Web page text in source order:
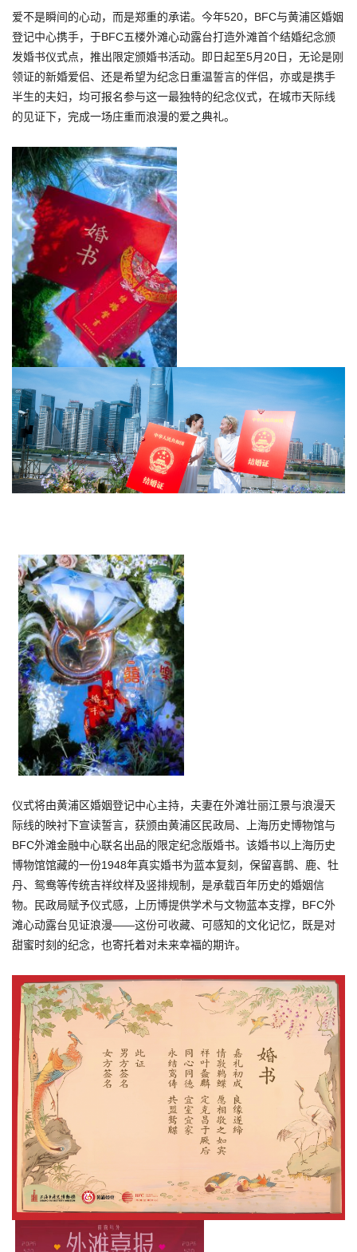
爱不是瞬间的心动，而是郑重的承诺。今年520，BFC与黄浦区婚姻
登记中心携手，于BFC五楼外滩心动露台打造外滩首个结婚纪念颁
发婚书仪式点，推出限定颁婚书活动。即日起至5月20日，无论是刚
领证的新婚爱侣、还是希望为纪念日重温誓言的伴侣，亦或是携手
半生的夫妇，均可报名参与这一最独特的纪念仪式，在城市天际线
的见证下，完成一场庄重而浪漫的爱之典礼。
仪式将由黄浦区婚姻登记中心主持，夫妻在外滩壮丽江景与浪漫天
际线的映衬下宣读誓言，获颁由黄浦区民政局、上海历史博物馆与
BFC外滩金融中心联名出品的限定纪念版婚书。该婚书以上海历史
博物馆馆藏的一份1948年真实婚书为蓝本复刻，保留喜鹊、鹿、牡
丹、鸳鸯等传统吉祥纹样及竖排规制，是承载百年历史的婚姻信
物。民政局赋予仪式感，上历博提供学术与文物蓝本支撑，BFC外
滩心动露台见证浪漫——这份可收藏、可感知的文化记忆，既是对
甜蜜时刻的纪念，也寄托着对未来幸福的期许。